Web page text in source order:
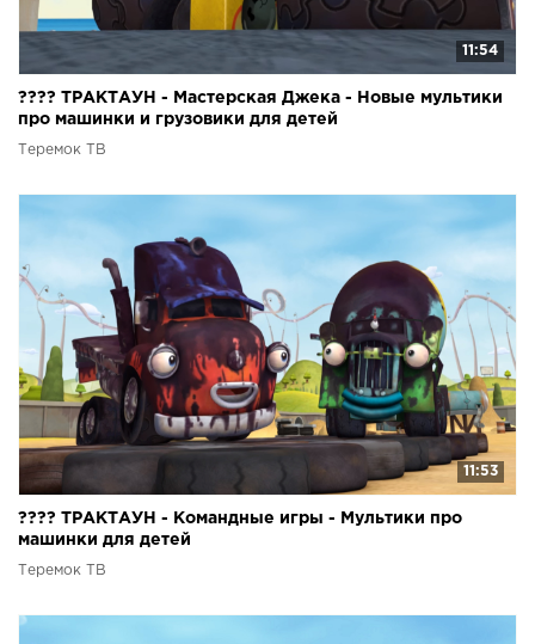
11:54
???? ТРАКТАУН - Мастерская Джека - Новые мультики
про машинки и грузовики для детей
Теремок ТВ
11:53
???? ТРАКТАУН - Командные игры - Мультики про
машинки для детей
Теремок ТВ